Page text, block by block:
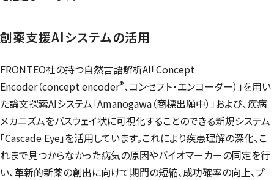
創薬支援AIシステムの活用
FRONTEO社の持つ自然言語解析AI「Concept
Encoder（concept encoder®、コンセプト・エンコーダー）」を用い
た論文探索AIシステム「Amanogawa（商標出願中）」および、疾病
メカニズムをパスウェイ状に可視化することのできる新規システム
「Cascade Eye」を活用しています。これにより疾患理解の深化、こ
れまで見つからなかった病気の原因やバイオマーカーの同定を行
い、革新的新薬の創出に向けて期間の短縮、成功確率の向上、プ